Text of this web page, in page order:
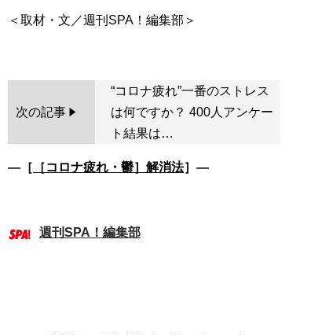
＜取材・文／週刊SPA！編集部＞
次の記事
“コロナ疲れ”一番のストレス
は何ですか？ 400人アンケー
ト結果は…
―［ ［コロナ疲れ・鬱］解消法］―
週刊SPA！編集部